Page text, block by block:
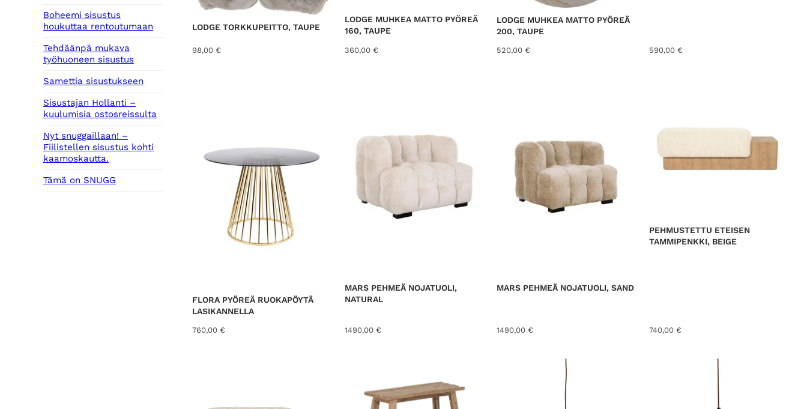
Boheemi sisustus
houkuttaa rentoutumaan
Tehdäänpä mukava
työhuoneen sisustus
Samettia sisustukseen
Sisustajan Hollanti –
kuulumisia ostosreissulta
Nyt snuggaillaan! –
Fiilistellen sisustus kohti
kaamoskautta.
Tämä on SNUGG
LODGE TORKKUPEITTO, TAUPE
98,00 €
LODGE MUHKEA MATTO PYÖREÄ
160, TAUPE
360,00 €
LODGE MUHKEA MATTO PYÖREÄ
200, TAUPE
520,00 € 590,00 €
FLORA PYÖREÄ RUOKAPÖYTÄ
LASIKANNELLA
760,00 €
MARS PEHMEÄ NOJATUOLI,
NATURAL
1490,00 €
MARS PEHMEÄ NOJATUOLI, SAND
1490,00 €
PEHMUSTETTU ETEISEN
TAMMIPENKKI, BEIGE
740,00 €